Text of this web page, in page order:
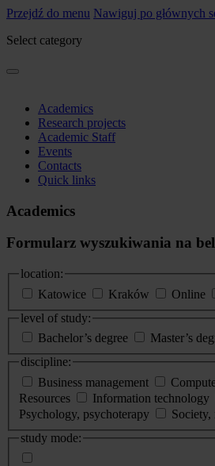
Przejdź do menu Nawiguj po głównych
Select category
Academics
Research projects
Academic Staff
Events
Contacts
Quick links
Academics
Formularz wyszukiwania na
location:
Katowice
Kraków Online
level of study:
Bachelor’s degree
Master’s
discipline:
Business management
Resources
Information technology
Psychology, psychoterapy
study mode: